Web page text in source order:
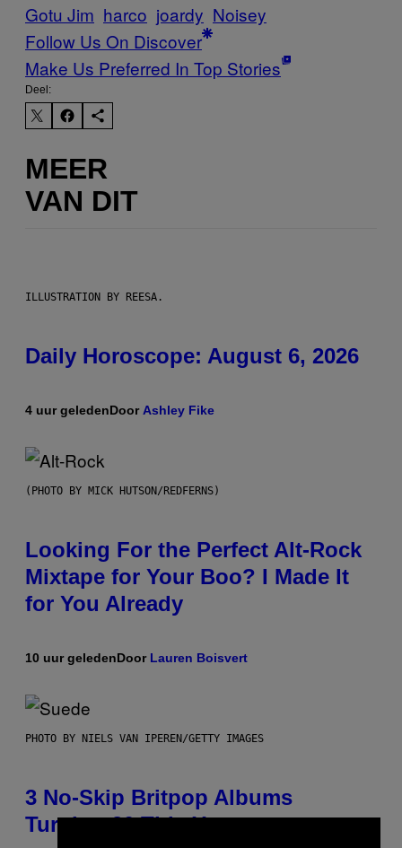
Gotu Jim harco joardy Noisey
Follow Us On Discover
Make Us Preferred In Top Stories
Deel:
MEER
VAN DIT
ILLUSTRATION BY REESA.
Daily Horoscope: August 6, 2026
4 uur geledenDoor Ashley Fike
(PHOTO BY MICK HUTSON/REDFERNS)
Looking For the Perfect Alt-Rock
Mixtape for Your Boo? I Made It
for You Already
10 uur geledenDoor Lauren Boisvert
PHOTO BY NIELS VAN IPEREN/GETTY IMAGES
3 No-Skip Britpop Albums
Turning 30 This Year